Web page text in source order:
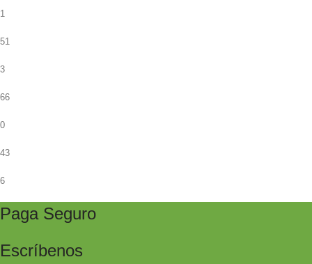
1
51
3
66
0
43
6
Paga Seguro
Escríbenos